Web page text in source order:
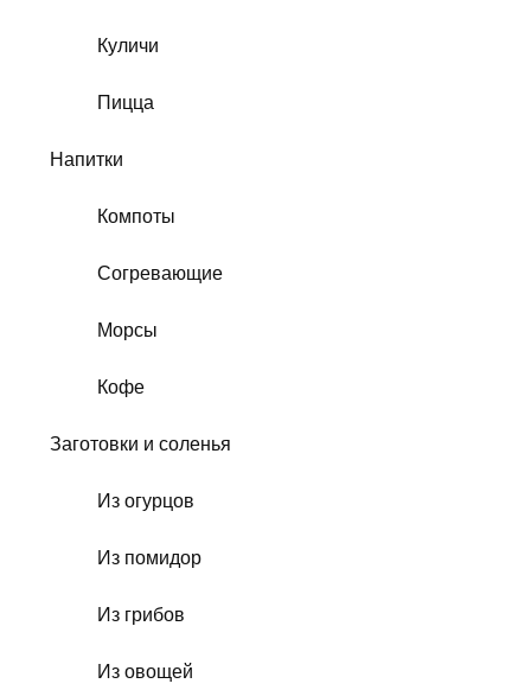
Куличи
Пицца
Напитки
Компоты
Согревающие
Морсы
Кофе
Заготовки и соленья
Из огурцов
Из помидор
Из грибов
Из овощей